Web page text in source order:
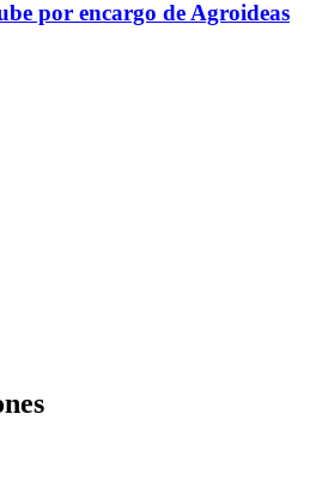
por encargo de Agroideas